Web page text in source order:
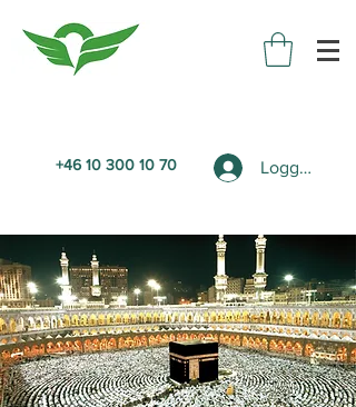
+46 10 300 10 70 Logga in